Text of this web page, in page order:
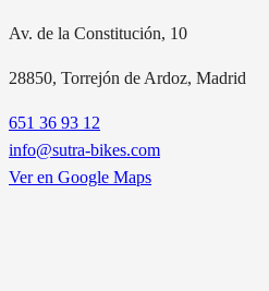
Av. de la Constitución, 10
28850, Torrejón de Ardoz, Madrid
651 36 93 12
info@sutra-bikes.com
Ver en Google Maps